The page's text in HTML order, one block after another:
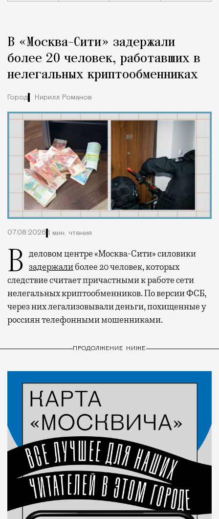
Город
В «Москва-Сити» задержали
более 20 человек, работавших в
нелегальных криптообменниках
Город Кирилл Романов
07.08.2026 1 мин. чтения
В деловом центре «Москва-Сити» силовики
задержалиболее 20 человек, которых
следствие считает причастными к работе сети
нелегальных криптообменников. По версии ФСБ,
через них легализовывали деньги, похищенные у
россиян телефонными мошенниками.
ПРОДОЛЖЕНИЕ НИЖЕ